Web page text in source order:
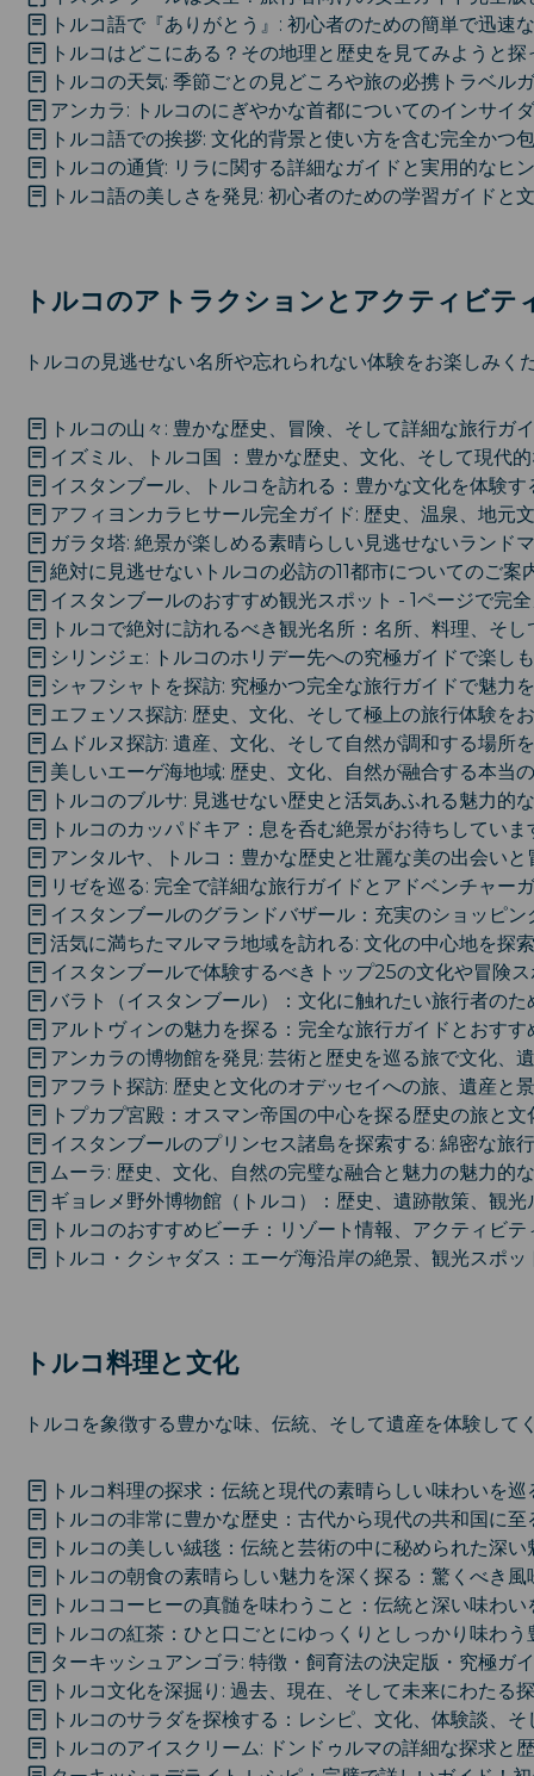
トルコ語で『ありがとう』: 初心者のための簡単で迅速
トルコはどこにある？その地理と歴史を見てみようと探
トルコの天気: 季節ごとの見どころや旅の必携トラベル
アンカラ: トルコのにぎやかな首都についてのインサイ
トルコ語での挨拶: 文化的背景と使い方を含む完全かつ
トルコの通貨: リラに関する詳細なガイドと実用的なヒ
トルコ語の美しさを発見: 初心者のための学習ガイドと
トルコのアトラクションとアクティビテ
トルコの見逃せない名所や忘れられない体験をお楽しみく
トルコの山々: 豊かな歴史、冒険、そして詳細な旅行ガ
イズミル、トルコ国 ：豊かな歴史、文化、そして現代
イスタンブール、トルコを訪れる：豊かな文化を体験す
アフィヨンカラヒサール完全ガイド: 歴史、温泉、地元
ガラタ塔: 絶景が楽しめる素晴らしい見逃せないランド
絶対に見逃せないトルコの必訪の11都市についてのご案
イスタンブールのおすすめ観光スポット - 1ページで完
トルコで絶対に訪れるべき観光名所：名所、料理、そし
シリンジェ: トルコのホリデー先への究極ガイドで楽し
シャフシャトを探訪: 究極かつ完全な旅行ガイドで魅力
エフェソス探訪: 歴史、文化、そして極上の旅行体験を
ムドルヌ探訪: 遺産、文化、そして自然が調和する場所
美しいエーゲ海地域: 歴史、文化、自然が融合する本当
トルコのブルサ: 見逃せない歴史と活気あふれる魅力的
トルコのカッパドキア：息を呑む絶景がお待ちしてい
アンタルヤ、トルコ：豊かな歴史と壮麗な美の出会いと
リゼを巡る: 完全で詳細な旅行ガイドとアドベンチャー
イスタンブールのグランドバザール：充実のショッピン
活気に満ちたマルマラ地域を訪れる: 文化の中心地を探
イスタンブールで体験するべきトップ25の文化や冒険
バラト（イスタンブール）：文化に触れたい旅行者のた
アルトヴィンの魅力を探る：完全な旅行ガイドとおすす
アンカラの博物館を発見: 芸術と歴史を巡る旅で文化、
アフラト探訪: 歴史と文化のオデッセイへの旅、遺産と
トプカプ宮殿：オスマン帝国の中心を探る歴史の旅と文
イスタンブールのプリンセス諸島を探索する: 綿密な旅
ムーラ: 歴史、文化、自然の完璧な融合と魅力の魅力的
ギョレメ野外博物館（トルコ）：歴史、遺跡散策、観光
トルコのおすすめビーチ：リゾート情報、アクティビ
トルコ・クシャダス：エーゲ海沿岸の絶景、観光スポ
トルコ料理と文化
トルコを象徴する豊かな味、伝統、そして遺産を体験して
トルコ料理の探求：伝統と現代の素晴らしい味わいを
トルコの非常に豊かな歴史：古代から現代の共和国に至
トルコの美しい絨毯：伝統と芸術の中に秘められた深い
トルコの朝食の素晴らしい魅力を深く探る：驚くべき
トルココーヒーの真髄を味わうこと：伝統と深い味わい
トルコの紅茶：ひと口ごとにゆっくりとしっかり味わう
ターキッシュアンゴラ: 特徴・飼育法の決定版・究極ガ
トルコ文化を深掘り: 過去、現在、そして未来にわたる
トルコのサラダを探検する：レシピ、文化、体験談、そ
トルコのアイスクリーム: ドンドゥルマの詳細な探求と